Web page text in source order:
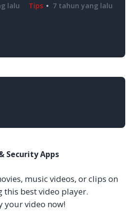
lalu Tips 7 tahun yang lalu
Security Apps
music videos, or clips on
this best video player.
your video now!